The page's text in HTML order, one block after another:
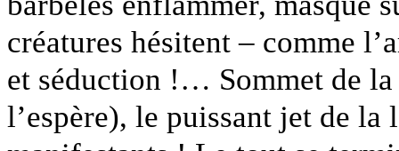
créatures hésitent – comme
et séduction !… Sommet de
l’espère), le puissant jet de